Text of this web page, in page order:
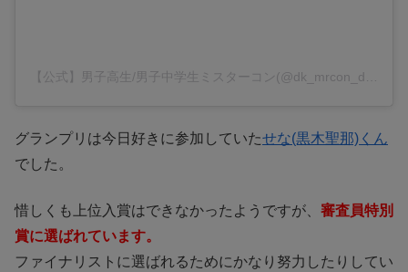
グランプリは今日好きに参加していたせな(黒木聖那)くん
でした。
惜しくも上位入賞はできなかったようですが、 審査員特別
賞に選ばれています。
ファイナリストに選ばれるためにかなり努力したりしてい